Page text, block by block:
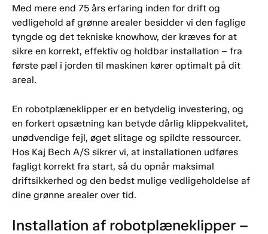
Med mere end 75 års erfaring inden for drift og
vedligehold af grønne arealer besidder vi den faglige
tyngde og det tekniske knowhow, der kræves for at
sikre en korrekt, effektiv og holdbar installation – fra
første pæl i jorden til maskinen kører optimalt på dit
areal.
En robotplæneklipper er en betydelig investering, og
en forkert opsætning kan betyde dårlig klippekvalitet,
unødvendige fejl, øget slitage og spildte ressourcer.
Hos Kaj Bech A/S sikrer vi, at installationen udføres
fagligt korrekt fra start, så du opnår maksimal
driftsikkerhed og den bedst mulige vedligeholdelse af
dine grønne arealer over tid.
Installation af robotplæneklipper –